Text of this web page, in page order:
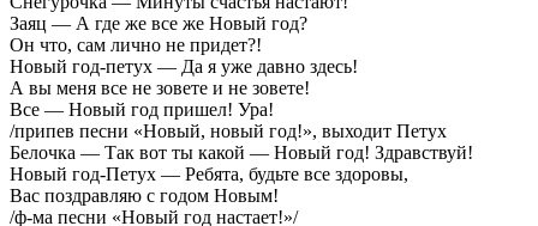
Заяц — А где же все же Новый год?
Он что, сам лично не придет?!
Новый год-петух — Да я уже давно здесь!
А вы меня все не зовете и не зовете!
Все — Новый год пришел! Ура!
/припев песни «Новый, новый год!», выходит Петух
Белочка — Так вот ты какой — Новый год! Здравствуй!
Новый год-Петух — Ребята, будьте все здоровы,
Вас поздравляю с годом Новым!
/ф-ма песни «Новый год настает!»/